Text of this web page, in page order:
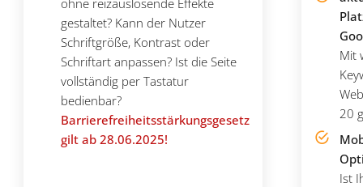
ohne reizauslösende Effekte
gestaltet? Kann der Nutzer
Schriftgröße, Kontrast oder
Schriftart anpassen? Ist die Seite
vollständig per Tastatur
bedienbar?
Barrierefreiheitsstärkungsgesetz
gilt ab 28.06.2025!
Mit
20
Ist